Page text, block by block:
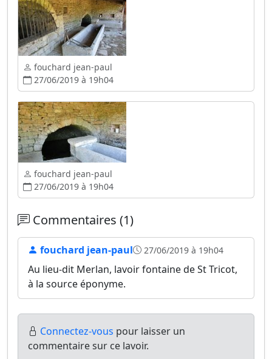
fouchard jean-paul
27/06/2019 à 19h04
fouchard jean-paul
27/06/2019 à 19h04
Commentaires (1)
fouchard jean-paul 27/06/2019 à 19h04
Au lieu-dit Merlan, lavoir fontaine de St Tricot,
à la source éponyme.
Connectez-vous pour laisser un
commentaire sur ce lavoir.